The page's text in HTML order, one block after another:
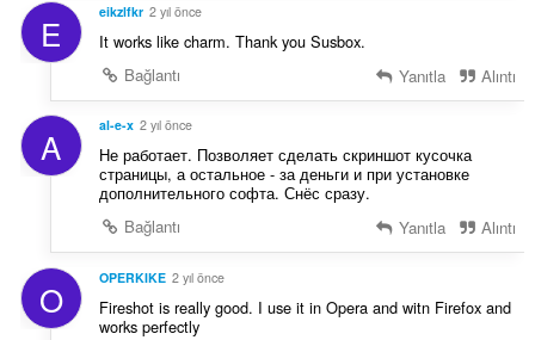
E eikzlfkr 2 yıl önce
It works like charm. Thank you Susbox.
Bağlantı
Yanıtla Alıntı
A al-e-x 2 yıl önce
Не работает. Позволяет сделать скриншот кусочка
страницы, а остальное - за деньги и при установке
дополнительного софта. Снёс сразу.
Bağlantı
Yanıtla Alıntı
O OPERKIKE 2 yıl önce
Fireshot is really good. I use it in Opera and witn Firefox and
works perfectly